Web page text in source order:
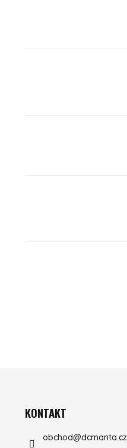
KONTAKT
obchod@dcmanta.cz